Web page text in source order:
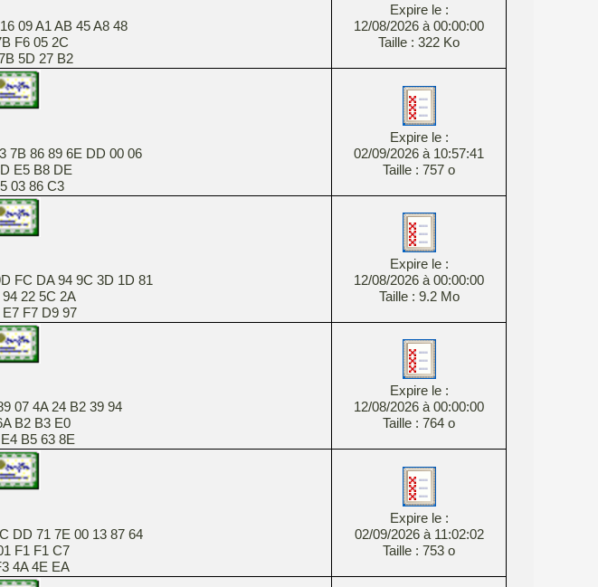
09 A1 AB 45 A8 48
F6 05 2C
5D 27 B2
Expire le :
12/08/2026 à 00:00:00
Taille : 322 Ko
7B 86 89 6E DD 00 06
E5 B8 DE
86 C3
Expire le :
02/09/2026 à 10:57:41
Taille : 757 o
FC DA 94 9C 3D 1D 81
22 5C 2A
F7 D9 97
Expire le :
12/08/2026 à 00:00:00
Taille : 9.2 Mo
07 4A 24 B2 39 94
B2 B3 E0
B5 63 8E
Expire le :
12/08/2026 à 00:00:00
Taille : 764 o
DD 71 7E 00 13 87 64
F1 F1 C7
4E EA
Expire le :
02/09/2026 à 11:02:02
Taille : 753 o